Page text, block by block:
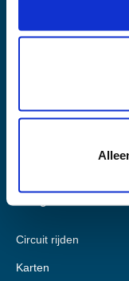
2616 LZ Delft
Burg. van
+31 (0)85-2737390
Circuit rijden
Karten